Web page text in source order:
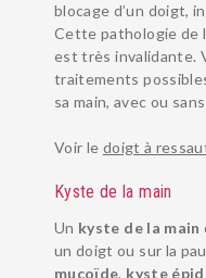
blocage d’un doigt,
Cette pathologie de
est très invalidante.
traitements
sa main, avec ou
Voir le doigt à
Kyste de la main
Un kyste de la main
un doigt ou sur la
mucoïde, kyste